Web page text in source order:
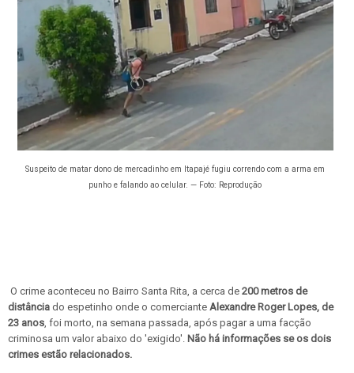
Suspeito de matar dono de mercadinho em Itapajé fugiu correndo com a arma em
punho e falando ao celular. — Foto: Reprodução
O crime aconteceu no Bairro Santa Rita, a cerca de 200 metros de
distância do espetinho onde o comerciante Alexandre Roger Lopes, de
23 anos , foi morto, na semana passada, após pagar a uma facção
criminosa um valor abaixo do 'exigido'. Não há informações se os dois
crimes estão relacionados.